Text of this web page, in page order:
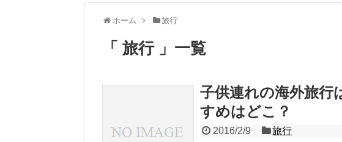
ホーム 旅行
旅行 一覧
子供連れの海外旅行
すめはどこ？
2016/2/9
旅行